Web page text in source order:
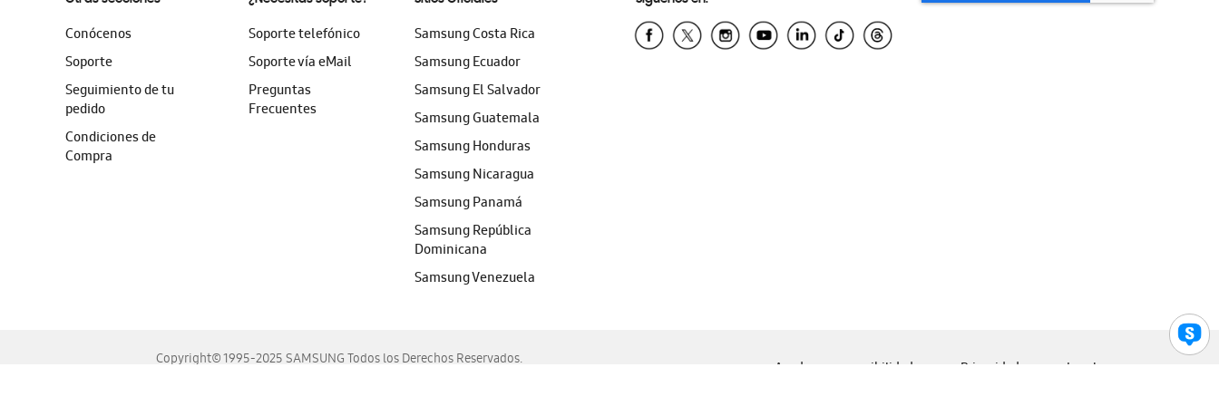
Conócenos
Soporte
Seguimiento de tu
pedido
Condiciones de
Compra
Soporte telefónico
Soporte vía eMail
Preguntas
Frecuentes
Samsung Costa Rica
Samsung Ecuador
Samsung El Salvador
Samsung Guatemala
Samsung Honduras
Samsung Nicaragua
Samsung Panamá
Samsung República
Dominicana
Samsung Venezuela
Copyright© 1995-2025 SAMSUNG Todos los Derechos Reservados.
Ayuda para accesibilidad Privacidad Legal